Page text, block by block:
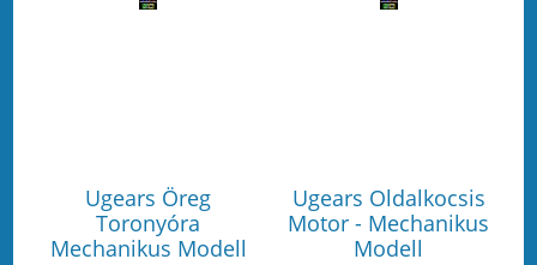
Ugears Öreg
Toronyóra
Mechanikus Modell
Ugears Oldalkocsis
Motor - Mechanikus
Modell